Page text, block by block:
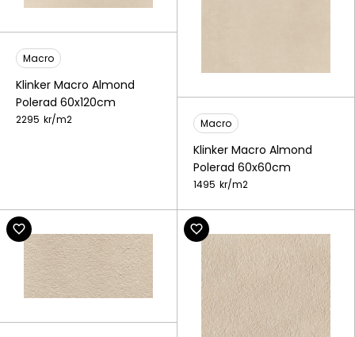
Macro
Klinker Macro Almond
Polerad 60x120cm
2295 kr/m2 Macro
Klinker Macro Almond
Polerad 60x60cm
1495 kr/m2